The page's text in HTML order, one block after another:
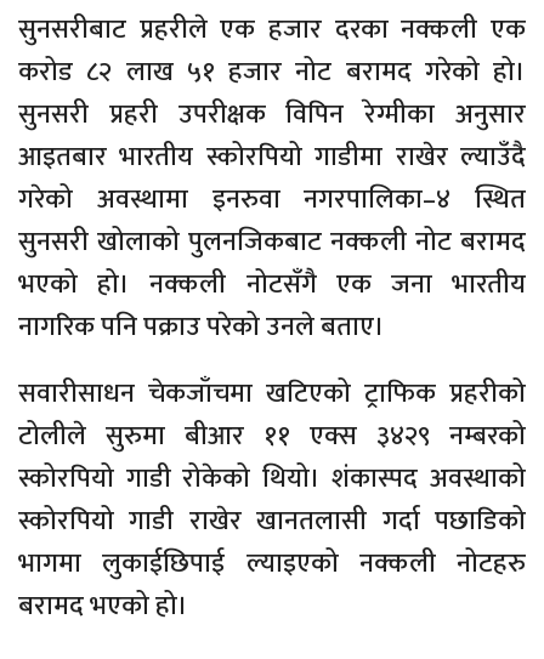
सुनसरीबाट प्रहरीले एक हजार दरका नक्कली एक
करोड ८२ लाख ५१ हजार नोट बरामद गरेको हो।
सुनसरी प्रहरी उपरीक्षक विपिन रेग्मीका अनुसार
आइतबार भारतीय स्कोरपियो गाडीमा राखेर ल्याउँदै
गरेको अवस्थामा इनरुवा नगरपालिका–४ स्थित
सुनसरी खोलाको पुलनजिकबाट नक्कली नोट बरामद
भएको हो। नक्कली नोटसँगै एक जना भारतीय
नागरिक पनि पक्राउ परेको उनले बताए।
सवारीसाधन चेकजाँचमा खटिएको ट्राफिक प्रहरीको
टोलीले सुरुमा बीआर ११ एक्स ३४२९ नम्बरको
स्कोरपियो गाडी रोकेको थियो। शंकास्पद अवस्थाको
स्कोरपियो गाडी राखेर खानतलासी गर्दा पछाडिको
भागमा लुकाईछिपाई ल्याइएको नक्कली नोटहरु
बरामद भएको हो।